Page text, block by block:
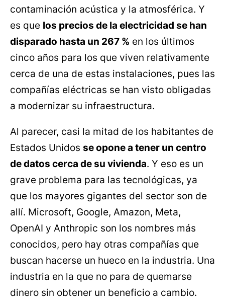
contaminación acústica y la atmosférica. Y
es que los precios de la electricidad se han
disparado hasta un 267 % en los últimos
cinco años para los que viven relativamente
cerca de una de estas instalaciones, pues las
compañías eléctricas se han visto obligadas
a modernizar su infraestructura.
Al parecer, casi la mitad de los habitantes de
Estados Unidos se opone a tener un centro
de datos cerca de su vivienda. Y eso es un
grave problema para las tecnológicas, ya
que los mayores gigantes del sector son de
allí. Microsoft, Google, Amazon, Meta,
OpenAI y Anthropic son los nombres más
conocidos, pero hay otras compañías que
buscan hacerse un hueco en la industria. Una
industria en la que no para de quemarse
dinero sin obtener un beneficio a cambio.